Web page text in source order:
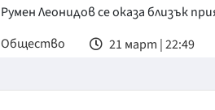
Румен Леонидов се оказа близък
Общество
21 март | 22:49